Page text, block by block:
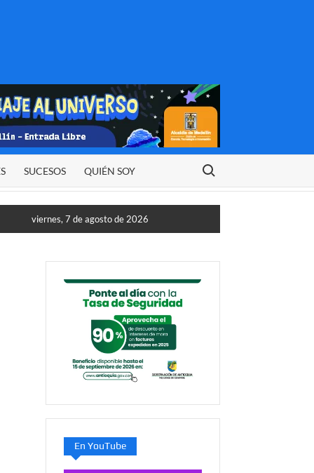
SUCESOS QUIÉN SOY
Buscar:
viernes, 7 de agosto de 2026
En YouTube